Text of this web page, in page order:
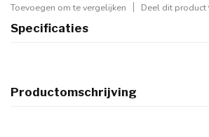
Toevoegen om te vergelijken Deel dit product
Specificaties
Productomschrijving